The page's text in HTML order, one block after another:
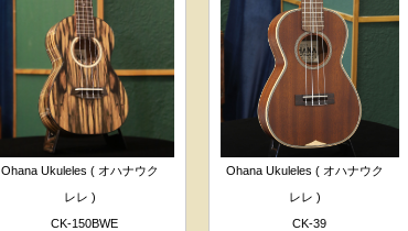
Ohana Ukuleles ( オハナウク
レレ )
CK-150BWE
Ohana Ukuleles ( オハナウク
レレ )
CK-39